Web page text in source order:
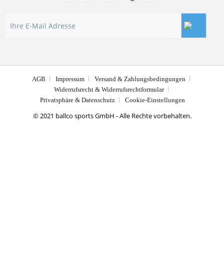
© 2021 ballco sports GmbH - Alle Rechte vorbehalten.
AGB Impressum
Versand & Zahlungsbedingungen
Widerrufsrecht & Widerrufsrechtformular
Privatsphäre & Datenschutz
Cookie-Einstellungen